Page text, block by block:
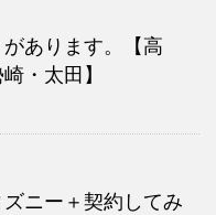
あります。【高
・太田】
ニー＋契約してみ